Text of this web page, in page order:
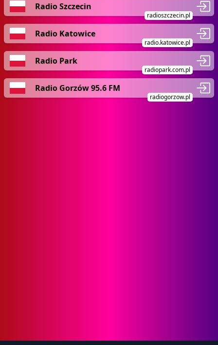
Radio Szczecin
radioszczecin.pl
Radio Katowice
radio.katowice.pl
Radio Park
radiopark.com.pl
Radio Gorzów 95.6 FM
radiogorzow.pl